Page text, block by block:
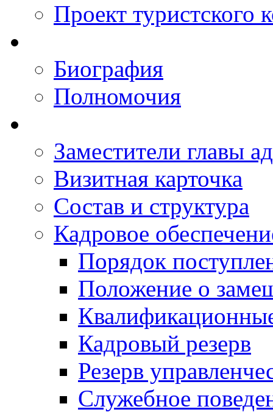
Проект туристского
Биография
Полномочия
Заместители главы
Визитная карточка
Состав и структура
Кадровое
Порядок
Положение о
Кадровый резерв
Резерв
Служебное